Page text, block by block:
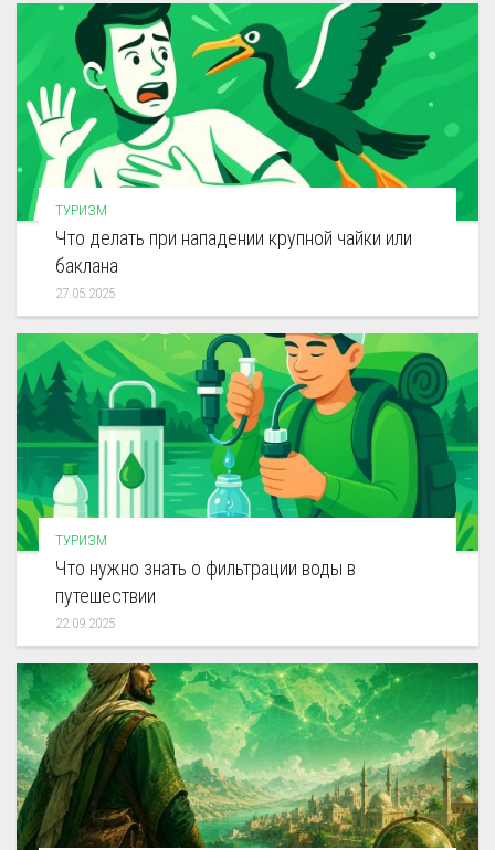
ТУРИЗМ
Что делать при нападении крупной чайки или
баклана
27.05.2025
ТУРИЗМ
Что нужно знать о фильтрации воды в
путешествии
22.09.2025